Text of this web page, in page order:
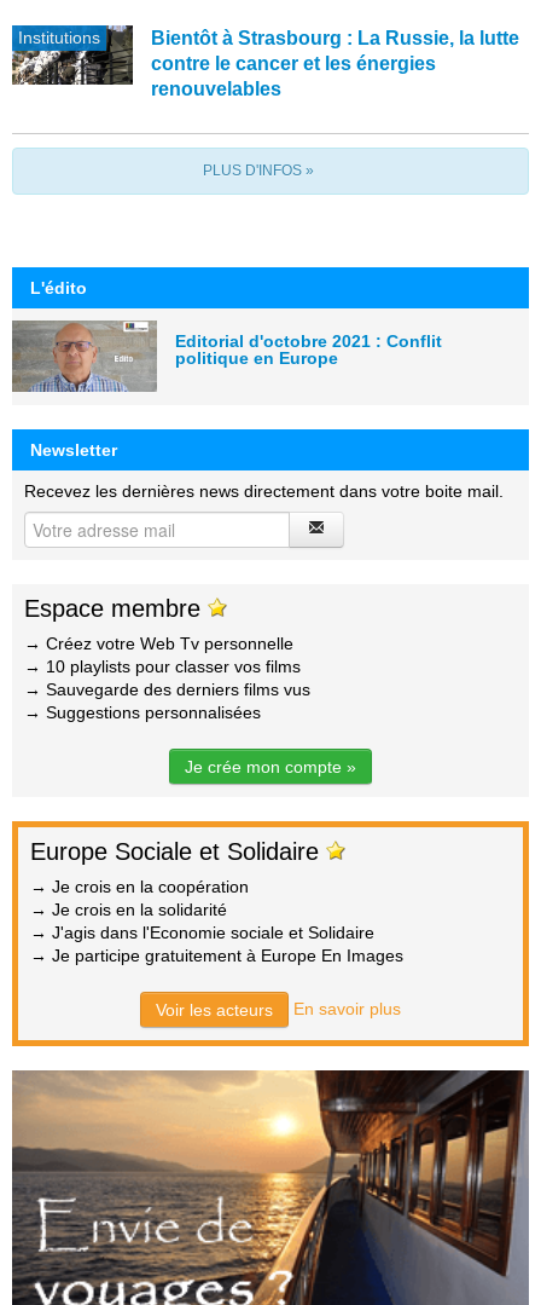
Institutions
Bientôt à Strasbourg : La Russie, la lutte
contre le cancer et les énergies
renouvelables
PLUS D'INFOS »
L'édito
Editorial d'octobre 2021 : Conflit
politique en Europe
Newsletter
Recevez les dernières news directement dans votre boite mail.
Espace membre
→ Créez votre Web Tv personnelle
→ 10 playlists pour classer vos films
→ Sauvegarde des derniers films vus
→ Suggestions personnalisées
Je crée mon compte »
Europe Sociale et Solidaire
→ Je crois en la coopération
→ Je crois en la solidarité
→ J'agis dans l'Economie sociale et Solidaire
→ Je participe gratuitement à Europe En Images
Voir les acteurs En savoir plus